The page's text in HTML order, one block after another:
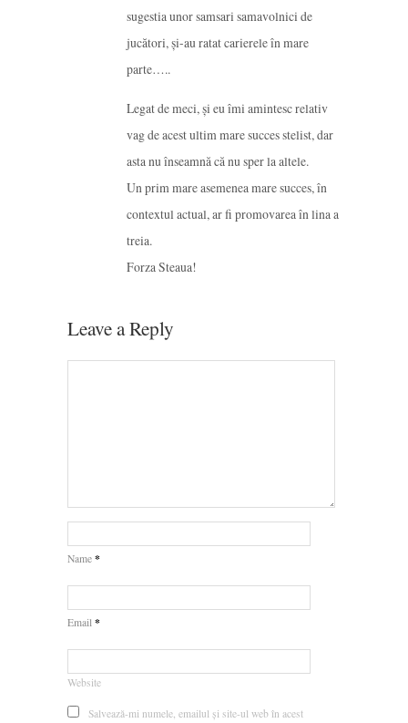
sugestia unor samsari samavolnici de
jucători, și-au ratat carierele în mare
parte…..
Legat de meci, și eu îmi amintesc relativ
vag de acest ultim mare succes stelist, dar
asta nu înseamnă că nu sper la altele.
Un prim mare asemenea mare succes, în
contextul actual, ar fi promovarea în lina a
treia.
Forza Steaua!
Leave a Reply
Name *
Email *
Website
Salvează-mi numele, emailul și site-ul web în acest